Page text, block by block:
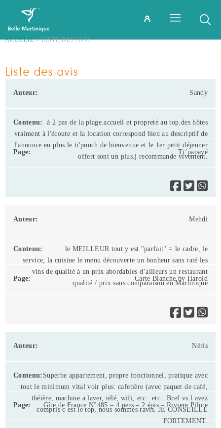
ACCUEIL»LISTE DES AVIS
Liste des avis
Sandy
à 2 pas de la plage.accueil et propreté au top.des hôtes
vraiment à l'écoute et la location correspond bien au descriptif de
l'annonce.en plus le ti'punch de bienvenue et le 1er petit déjeuner
offert sont un plus.j recommande vivement.
Ti’papayé
Mehdi
le MEILLEUR tout y est "parfait" = le cadre, le
service, la cuisine le menu découverte un bonheur sans raté les
vins de qualité à un prix abordables d’ailleurs un restaurant
qualité / prix sans comparaison en Martinique
Carte Blanche by Harold
Néris
Superbe appartement, propre fonctionnel, pratique avec
tout le minimum vital voir plus: cafetière (avec paquet de café,
théière, machine a laver, télé, wifi, etc.. etc.. Bref vs l avez
compris c est le top, nous sommes ravis. JE CONSEILLE
FORTEMENT.
Gîte de France N°485 – 4 pers – 2 épis – Riviere Pilote